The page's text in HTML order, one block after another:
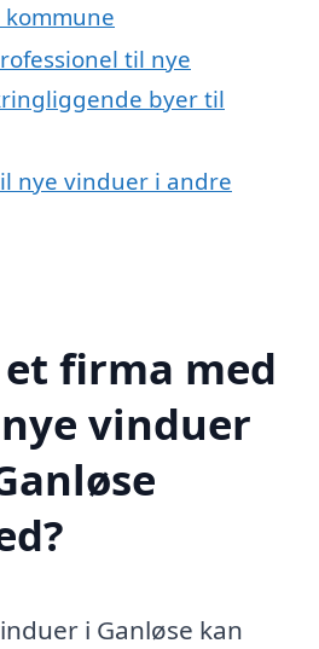
til nye
byer til
nye vinduer i andre
firma med
vinduer
i Ganløse kan